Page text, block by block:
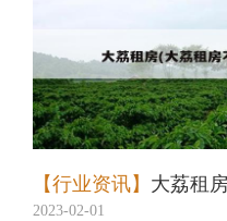
【行业资讯】
2023-02-01